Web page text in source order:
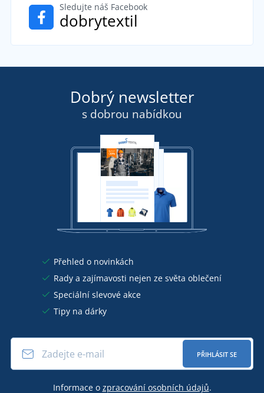
Sledujte náš Facebook
dobrytextil
Dobrý newsletter
s dobrou nabídkou
Přehled o novinkách
Rady a zajímavosti nejen ze světa oblečení
Speciální slevové akce
Tipy na dárky
PŘIHLÁSIT SE
Informace o zpracování osobních údajů.